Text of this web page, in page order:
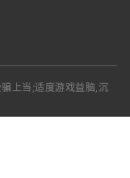
上当;适度游戏益脑,沉